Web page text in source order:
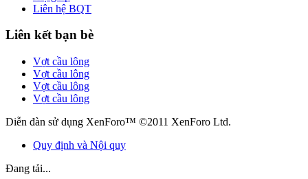
Liên hệ BQT
Liên kết bạn bè
Vợt cầu lông
Vợt cầu lông
Vợt cầu lông
Vợt cầu lông
Diễn đàn sử dụng XenForo™ ©2011 XenForo Ltd.
Quy định và Nội quy
Đang tải...